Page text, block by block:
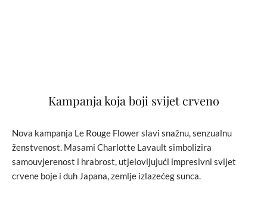
Kampanja koja boji svijet crveno
Nova kampanja Le Rouge Flower slavi snažnu, senzualnu
ženstvenost. Masami Charlotte Lavault simbolizira
samouvjerenost i hrabrost, utjelovljujući impresivni svijet
crvene boje i duh Japana, zemlje izlazećeg sunca.